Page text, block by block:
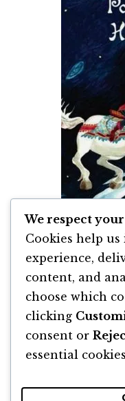
Povestea lui
By
We respect
Cookies help
experience,
content, and
choose which
clicking
consent or
essential